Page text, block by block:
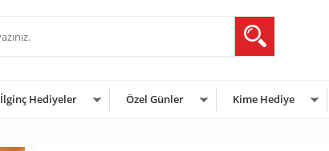
İlginç Hediyeler Özel Günler Kime Hediye